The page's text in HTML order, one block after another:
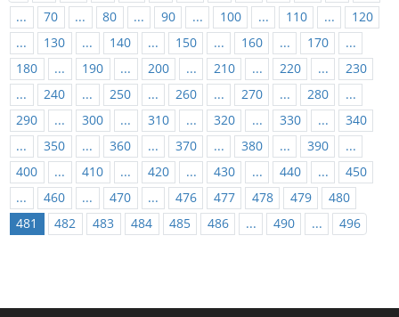
...
70 ... 80 ... 90 ... 100 ... 110 ...
120
...
130 ... 140 ... 150 ... 160 ... 170
...
180
... 190 ... 200 ... 210 ... 220 ...
230
...
240 ... 250 ... 260 ... 270 ... 280
...
290
... 300 ... 310 ... 320 ... 330 ...
340
...
350 ... 360 ... 370 ... 380 ... 390
...
400
... 410 ... 420 ... 430 ... 440 ...
450
...
460 ... 470 ... 476 477 478 479
480
481
482 483 484 485 486 ... 490 ... 496